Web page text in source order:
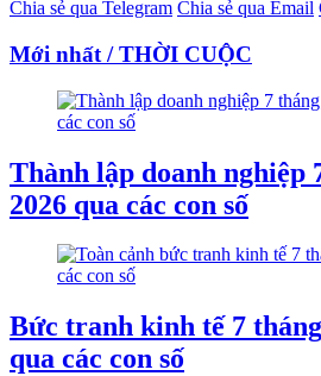
Chia sẻ qua Telegram Chia sẻ qua Email
Mới nhất / THỜI CUỘC
Thành lập doanh nghiệp
2026 qua các con số
Bức tranh kinh tế 7
qua các con số